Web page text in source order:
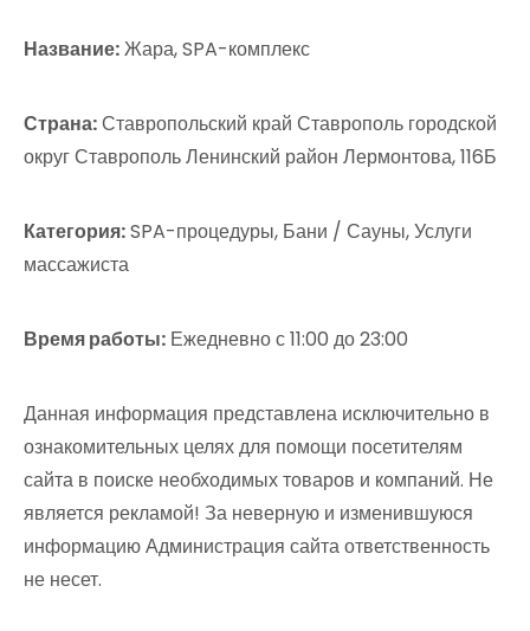
Название:Жара, SPA-комплекс
Страна:Ставропольский край Ставрополь городской
округ Ставрополь Ленинский район Лермонтова, 116Б
Категория:SPA-процедуры, Бани / Сауны, Услуги
массажиста
Время работы: Ежедневно с 11:00 до 23:00
Данная информация представлена исключительно в
ознакомительных целях для помощи посетителям
сайта в поиске необходимых товаров и компаний. Не
является рекламой! За неверную и изменившуюся
информацию Администрация сайта ответственность
не несет.